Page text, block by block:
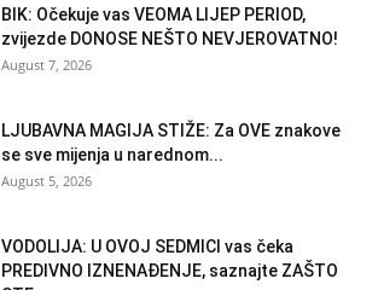
BIK: Očekuje vas VEOMA LIJEP PERIOD,
zvijezde DONOSE NEŠTO NEVJEROVATNO!
August 7, 2026
LJUBAVNA MAGIJA STIŽE: Za OVE znakove
se sve mijenja u narednom...
August 5, 2026
VODOLIJA: U OVOJ SEDMICI vas čeka
PREDIVNO IZNENAĐENJE, saznajte ZAŠTO